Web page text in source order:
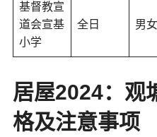
基督教宣
道会宣基
小学
全日 男女
居屋2024：观
格及注意事项